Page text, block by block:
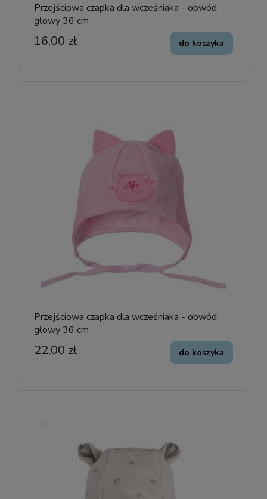
Przejściowa czapka dla wcześniaka - obwód
głowy 36 cm
16,00 zł do koszyka
Przejściowa czapka dla wcześniaka - obwód
głowy 36 cm
22,00 zł do koszyka